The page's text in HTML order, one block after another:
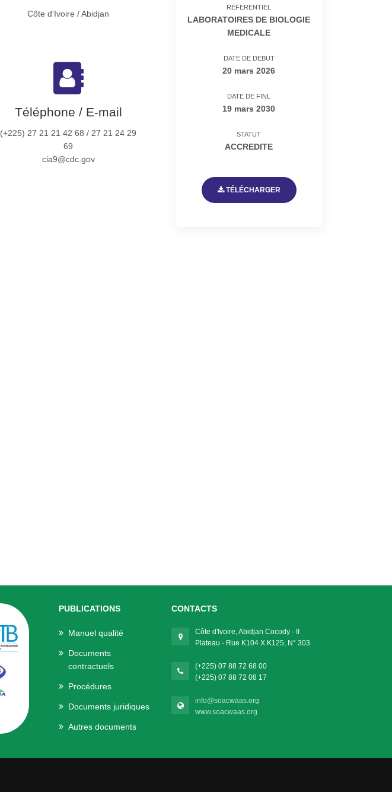
Côte d'Ivoire / Abidjan
Téléphone / E-mail
(+225) 27 21 21 42 68 / 27 21 24 29
69
cia9@cdc.gov
REFERENTIEL
LABORATOIRES DE BIOLOGIE
MEDICALE
DATE DE DEBUT
20 mars 2026
DATE DE FINL
19 mars 2030
STATUT
ACCREDITE
TÉLÉCHARGER
PUBLICATIONS
Manuel qualité
Documents
contractuels
Procédures
Documents juridiques
Autres documents
CONTACTS
Côte d'Ivoire, Abidjan Cocody - II
Plateau - Rue K104 X K125, N° 303
(+225) 07 88 72 68 00
(+225) 07 88 72 08 17
info@soacwaas.org
www.soacwaas.org